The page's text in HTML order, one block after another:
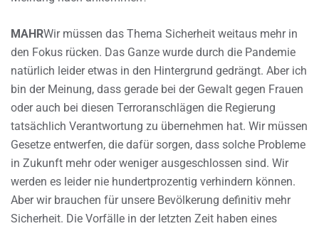
MAHRWir müssen das Thema Sicherheit weitaus mehr in
den Fokus rücken. Das Ganze wurde durch die Pandemie
natürlich leider etwas in den Hintergrund gedrängt. Aber ich
bin der Meinung, dass gerade bei der Gewalt gegen Frauen
oder auch bei diesen Terroranschlägen die Regierung
tatsächlich Verantwortung zu übernehmen hat. Wir müssen
Gesetze entwerfen, die dafür sorgen, dass solche Probleme
in Zukunft mehr oder weniger ausgeschlossen sind. Wir
werden es leider nie hundertprozentig verhindern können.
Aber wir brauchen für unsere Bevölkerung definitiv mehr
Sicherheit. Die Vorfälle in der letzten Zeit haben eines